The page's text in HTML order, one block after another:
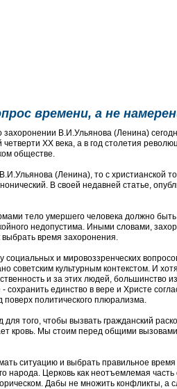
времени, а не
В.И.Ульянова (Ленина)
XX века, а в год столетия
обществе.
(Ленина), то с христианской
В своей недавней статье,
тело умершего человека должно
недопустима. Иными словами,
выбрать время захоронения.
и мировоззренческих
советским культурным контекстом. И
и за этих людей,
единство в вере и Христе
политического плюрализма.
того, чтобы вызвать гражданский
кровь. Мы стоим перед общими
ситуацию и выбрать правильное
народа. Церковь как неотъемлемая
Дабы не множить конфликты, а